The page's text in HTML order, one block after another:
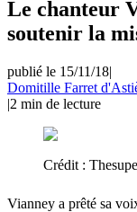
Le chanteur
soutenir la
publié le 15/11/18|
Domitille Farret
|2 min de lecture
Crédit :
Vianney a prêté sa